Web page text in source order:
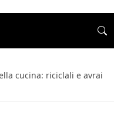
cucina: riciclali e avrai